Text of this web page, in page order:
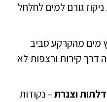
גורם למים לחלחל
מים מהקרקע סביב
דרך קירות ורצפות לא
דלתות וצנרת– נקודות